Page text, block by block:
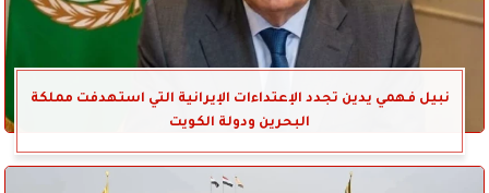
نبيل فهمي يدين تجدد الإعتداءات الإيرانية التي استهدفت مملكة
البحرين ودولة الكويت